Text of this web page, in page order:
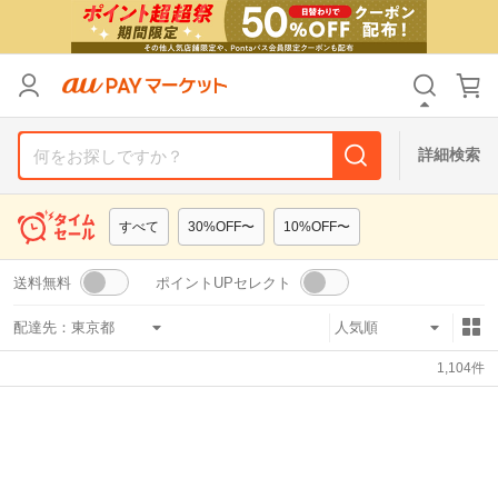
詳細検索
すべて 30%OFF〜 10%OFF〜
送料無料 ポイントUPセレクト
配達先：
1,104件
カテゴリ すべて
すべて
支払い方法 すべて
その他の条件
送料無料 タイムセール
Pontaパス特典対象すべて ポイントUPセレクトのみ
リセット
カテゴリ すべて
すべて
支払い方法 すべて
その他の条件
送料無料 タイムセール
Pontaパス特典対象すべて ポイントUPセレクトのみ